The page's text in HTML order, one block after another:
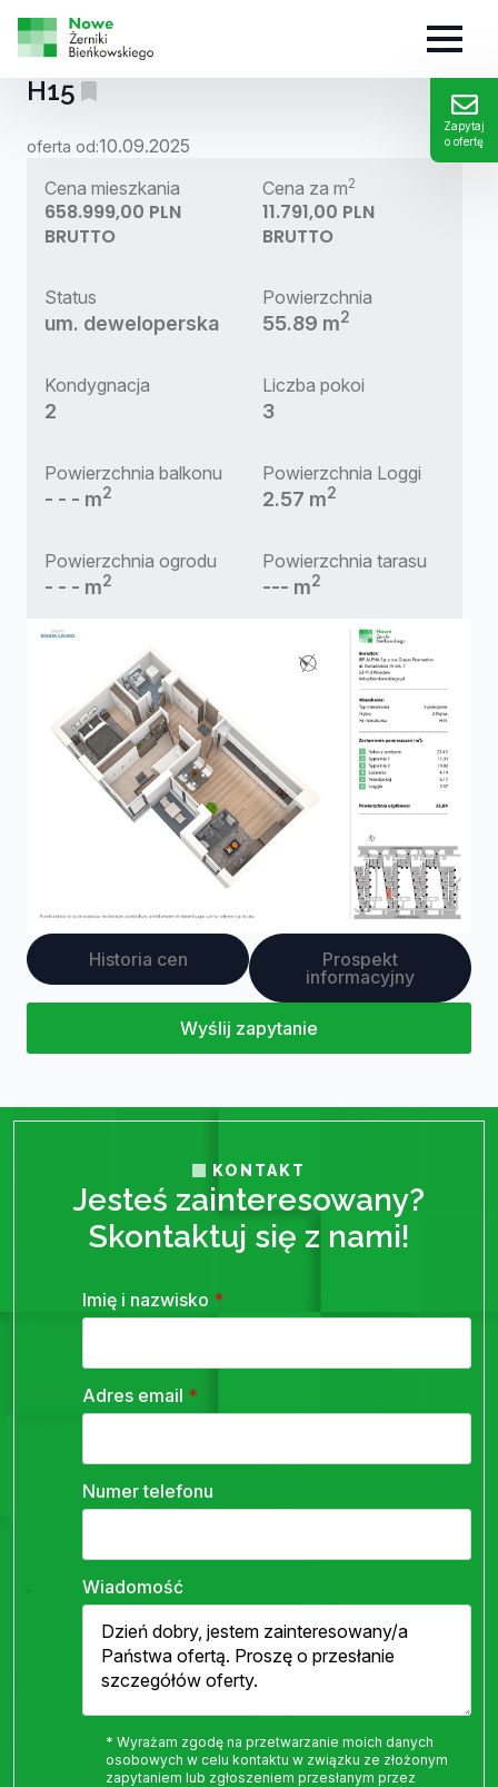
Zapytaj
o ofertę
MIESZKANIE:
H15
oferta od:10.09.2025
Cena mieszkania
658.999,00 PLN
BRUTTO
Cena za m2
11.791,00 PLN
BRUTTO
Status
um. deweloperska
Powierzchnia
55.89 m2
Kondygnacja
2
Liczba pokoi
3
Powierzchnia balkonu
- - - m2
Powierzchnia Loggi
2.57 m2
Powierzchnia ogrodu
- - - m2
Powierzchnia tarasu
--- m2
Historia cen
Prospekt
informacyjny
Wyślij zapytanie
KONTAKT
Jesteś zainteresowany?
Skontaktuj się z nami!
Imię i nazwisko *
Adres email *
Numer telefonu
Wiadomość
* Wyrażam zgodę na przetwarzanie moich danych
osobowych w celu kontaktu w związku ze złożonym
zapytaniem lub zgłoszeniem przesłanym przez